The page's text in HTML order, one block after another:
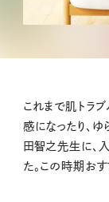
これまで肌トラ
感になったり、
田智之先生に、
た。この時期お